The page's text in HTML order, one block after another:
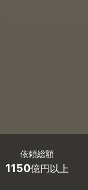
依頼総額
1150億円以上